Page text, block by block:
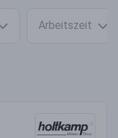
Arbeitszeit